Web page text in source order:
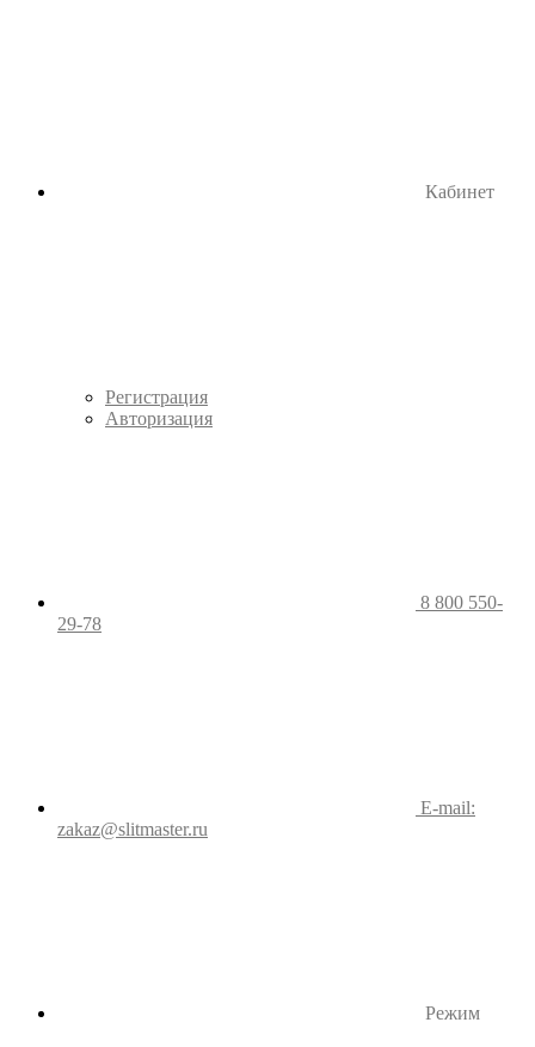
Кабинет
Регистрация
Авторизация
8 800 550-
29-78
E-mail:
zakaz@slitmaster.ru
Режим